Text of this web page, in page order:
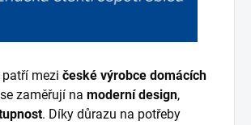
patří mezi české výrobce domácích
zaměřují na moderní design,
. Díky důrazu na potřeby